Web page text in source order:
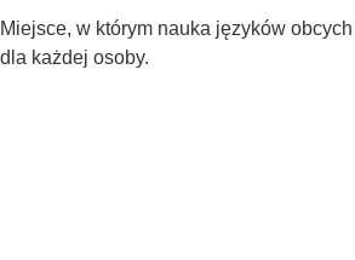
Miejsce, w którym nauka języków
dla każdej osoby.